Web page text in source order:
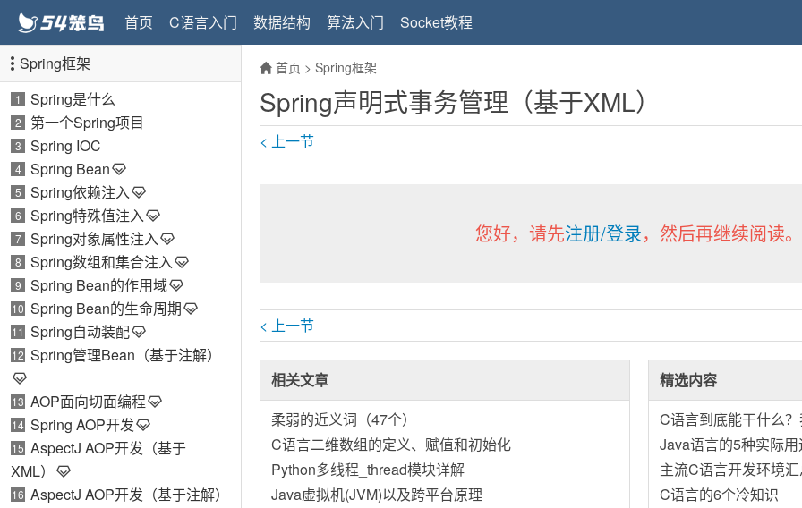
首页 C语言入门 数据结构 算法入门
Socket教程
Spring框架
1 Spring是什么
2 第一个Spring项目
3 Spring IOC
4 Spring Bean
5 Spring依赖注入
6 Spring特殊值注入
7 Spring对象属性注入
8 Spring数组和集合注入
9 Spring Bean的作用域
10 Spring Bean的生命周期
11 Spring自动装配
12 Spring管理Bean（基于注解）
13 AOP面向切面编程
14 Spring AOP开发
15 AspectJ AOP开发（基于
XML）
16 AspectJ AOP开发（基于注解）
首页 > Spring框架
Spring声明式事务管理（基于XML）
< 上一节
您好，请先注册/登录，然后再继续阅读。
< 上一节
相关文章
柔弱的近义词（47个）
C语言二维数组的定义、赋值和初始化
Python多线程_thread模块详解
Java虚拟机(JVM)以及跨平台原理
精选内容
C语言到底能干什么
Java语言的5种实际
主流C语言开发环境汇
C语言的6个冷知识